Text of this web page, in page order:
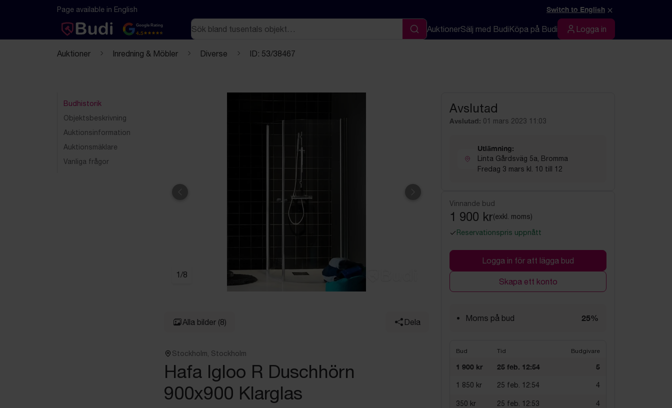
Hoppa till innehåll
Textbaserad (markdown) version av denna sida
Page available in English Switch to English ×
Google Rating
4.5
Sök
Sök
AuktionerSälj med BudiKöpa på Budi Logga in
Logga in
Auktioner Inredning & Möbler Diverse ID: 53/38467
Budhistorik
Objektsbeskrivning
Auktionsinformation
Auktionsmäklare
Vanliga frågor
Föregående Nästa
1 /8
Alla bilder (8) Dela
Stockholm, Stockholm
Hafa Igloo R Duschhörn
900x900 Klarglas
Avslutad
Avslutad: 01 mars 2023 11:03
Utlämning:
Linta Gårdsväg 5a, Bromma
Fredag 3 mars kl. 10 till 12
Vinnande bud
1 900 kr(exkl. moms)
Reservationspris uppnått
Logga in för att lägga bud
Skapa ett konto
Moms på bud 25%
Bud Tid Budgivare
1 900 kr 25 feb. 12:54 5
1 850 kr 25 feb. 12:54 4
350 kr 25 feb. 12:53 4